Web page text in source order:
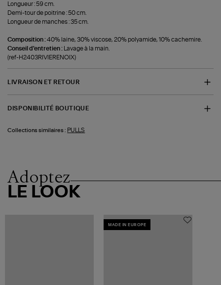
Longueur : 59 cm.
Demi-tour de poitrine : 50 cm.
Longueur de manches : 35 cm.
Composition :40% laine, 30% viscose, 20% polyamide, 10% cachemire.
Conseil d'entretien :
Lavage à la main.
(ref-H2403RIVIERENOIX)
LIVRAISON ET RETOUR
DISPONIBILITÉ BOUTIQUE
Collections similaires : PULLS
Adoptez
LE LOOK
MADE IN EUROPE